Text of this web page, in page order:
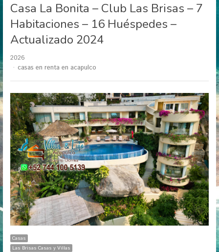
Casa La Bonita – Club Las Brisas – 7
Habitaciones – 16 Huéspedes –
Actualizado 2024
2026
Author
casas en renta en acapulco
Casas
Las Brisas Casas y Villas